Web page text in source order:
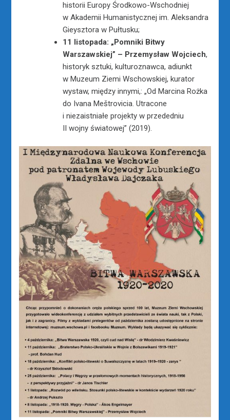
historii Europy Środkowo-Wschodniej
w Akademii Humanistycznej im. Aleksandra
Gieysztora w Pułtusku;
11 listopada: „Pomniki Bitwy
Warszawskiej” – Przemysław Wojciech,
historyk sztuki, kulturoznawca, adiunkt
w Muzeum Ziemi Wschowskiej, kurator
wystaw, między innymi,: „Od Marcina Rożka
do Ivana Meštrovicia. Utracone
i niezaistniałe projekty w przededniu
II wojny światowej” (2019).